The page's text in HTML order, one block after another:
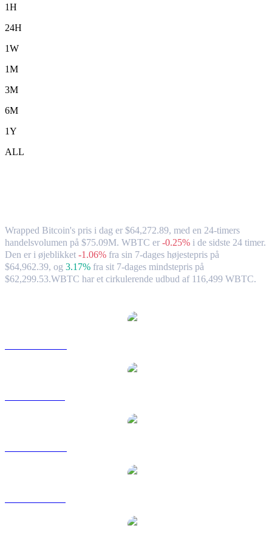
1H
24H
1W
1M
3M
6M
1Y
ALL
Wrapped Bitcoin's pris i dag er $64,272.89, med en 24-timers
handelsvolumen på $75.09M. WBTC er -0.25% i de sidste 24 timer.
Den er i øjeblikket -1.06% fra sin 7-dages højestepris på
$64,962.39, og 3.17% fra sit 7-dages mindstepris på
$62,299.53.WBTC har et cirkulerende udbud af 116,499 WBTC.